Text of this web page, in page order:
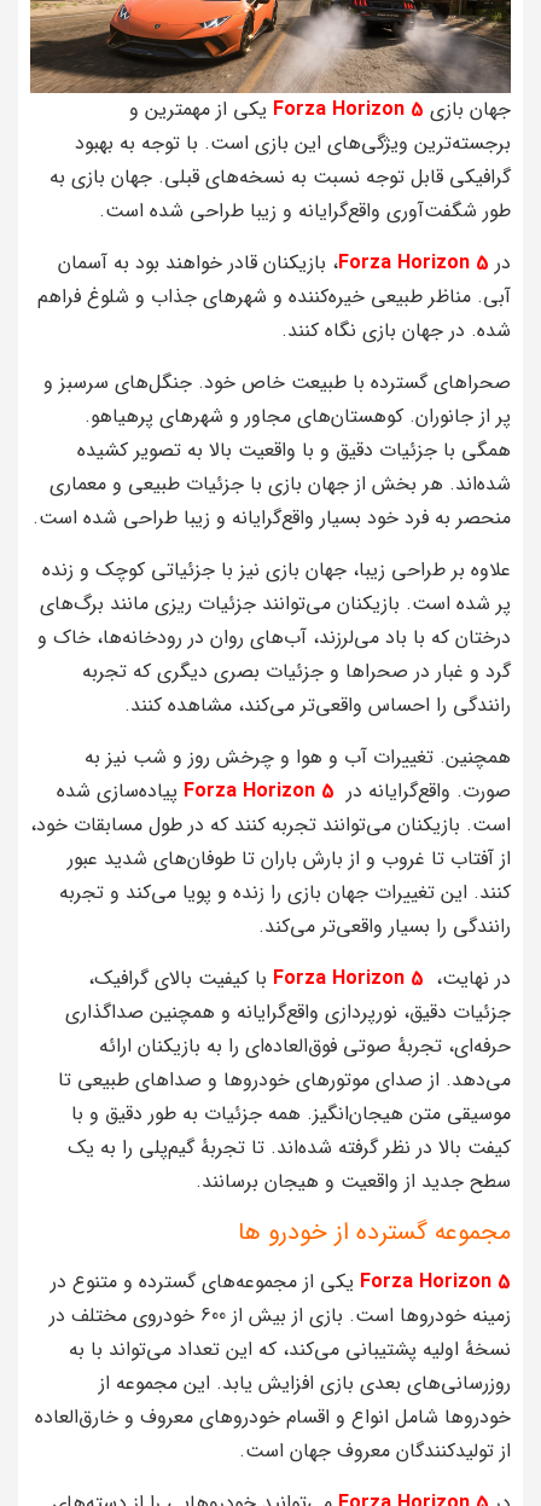
جهان بازی Forza Horizon 5 یکی از مهمترین و
برجسته‌ترین ویژگی‌های این بازی است. با توجه به بهبود
گرافیکی قابل توجه نسبت به نسخه‌های قبلی. جهان بازی به
طور شگفت‌آوری واقع‌گرایانه و زیبا طراحی شده است.
در Forza Horizon 5، بازیکنان قادر خواهند بود به آسمان
آبی. مناظر طبیعی خیره‌کننده و شهرهای جذاب و شلوغ فراهم
شده. در جهان بازی نگاه کنند.
صحراهای گسترده با طبیعت خاص خود. جنگل‌های سرسبز و
پر از جانوران. کوهستان‌های مجاور و شهرهای پرهیاهو.
همگی با جزئیات دقیق و با واقعیت بالا به تصویر کشیده
شده‌اند. هر بخش از جهان بازی با جزئیات طبیعی و معماری
منحصر به فرد خود بسیار واقع‌گرایانه و زیبا طراحی شده است.
علاوه بر طراحی زیبا، جهان بازی نیز با جزئیاتی کوچک و زنده
پر شده است. بازیکنان می‌توانند جزئیات ریزی مانند برگ‌های
درختان که با باد می‌لرزند، آب‌های روان در رودخانه‌ها، خاک و
گرد و غبار در صحراها و جزئیات بصری دیگری که تجربه
رانندگی را احساس واقعی‌تر می‌کند، مشاهده کنند.
همچنین. تغییرات آب و هوا و چرخش روز و شب نیز به
صورت. واقع‌گرایانه در Forza Horizon 5 پیاده‌سازی شده
است. بازیکنان می‌توانند تجربه کنند که در طول مسابقات خود،
از آفتاب تا غروب و از بارش باران تا طوفان‌های شدید عبور
کنند. این تغییرات جهان بازی را زنده و پویا می‌کند و تجربه
رانندگی را بسیار واقعی‌تر می‌کند.
در نهایت، Forza Horizon 5 با کیفیت بالای گرافیک،
جزئیات دقیق، نورپردازی واقع‌گرایانه و همچنین صداگذاری
حرفه‌ای، تجربهٔ صوتی فوق‌العاده‌ای را به بازیکنان ارائه
می‌دهد. از صدای موتورهای خودروها و صداهای طبیعی تا
موسیقی متن هیجان‌انگیز. همه جزئیات به طور دقیق و با
کیفت بالا در نظر گرفته شده‌اند. تا تجربهٔ گیم‌پلی را به یک
سطح جدید از واقعیت و هیجان برسانند.
مجموعه گسترده از خودرو ها
Forza Horizon 5 یکی از مجموعه‌های گسترده و متنوع در
زمینه خودروها است. بازی از بیش از 600 خودروی مختلف در
نسخهٔ اولیه پشتیبانی می‌کند، که این تعداد می‌تواند با به
روزرسانی‌های بعدی بازی افزایش یابد. این مجموعه از
خودروها شامل انواع و اقسام خودروهای معروف و خارق‌العاده
از تولیدکنندگان معروف جهان است.